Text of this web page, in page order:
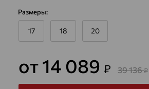
Размеры:
17 18 20
от 14 089 ₽ 39 136₽